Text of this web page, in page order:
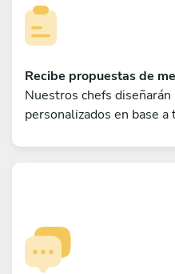
Recibe propuestas de
Nuestros chefs
personalizados en base a